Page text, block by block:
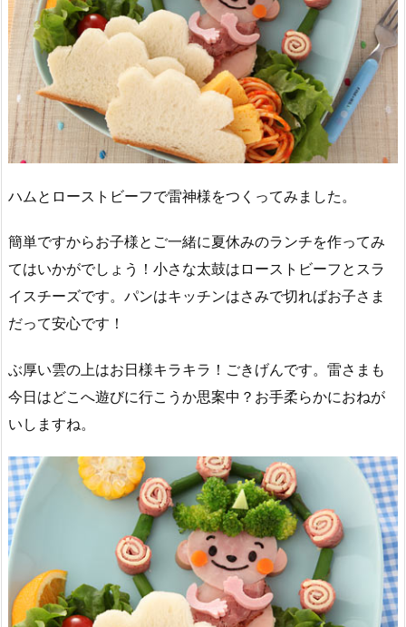
ハムとローストビーフで雷神様をつくってみました。
簡単ですからお子様とご一緒に夏休みのランチを作ってみ
てはいかがでしょう！小さな太鼓はローストビーフとスラ
イスチーズです。パンはキッチンはさみで切ればお子さま
だって安心です！
ぶ厚い雲の上はお日様キラキラ！ごきげんです。雷さまも
今日はどこへ遊びに行こうか思案中？お手柔らかにおねが
いしますね。